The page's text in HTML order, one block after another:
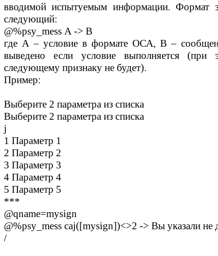
вводимой испытуемым информации. Формат
следующий:
@%psy_mess А -> В
где А – условие в формате ОСА, В –
выведено если условие выполняется (при
следующему признаку не будет).
Пример:
Выберите 2 параметра из списка
Выберите 2 параметра из списка
j
1 Параметр 1
2 Параметр 2
3 Параметр 3
4 Параметр 4
5 Параметр 5
***
@qname=mysign
@%psy_mess caj([mysign])<>2 -> Вы указали не
/